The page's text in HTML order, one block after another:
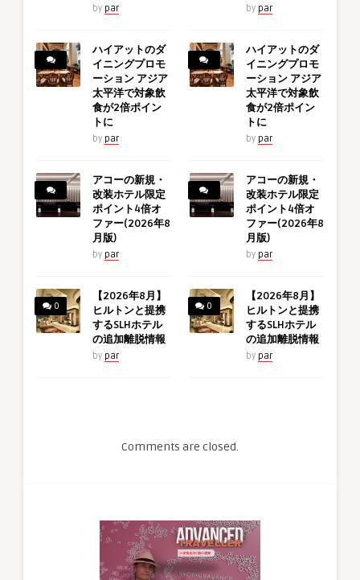
by par
ハイアットのダ
イニングプロモ
ーション アジア
太平洋で対象飲
食が2倍ポイン
トに
by par
アコーの新規・
改装ホテル限定
ポイント4倍オ
ファー(2026年8
月版)
by par
0
【2026年8月】
ヒルトンと提携
するSLHホテル
の追加離脱情報
by par
by par
ハイアットのダ
イニングプロモ
ーション アジア
太平洋で対象飲
食が2倍ポイン
トに
by par
アコーの新規・
改装ホテル限定
ポイント4倍オ
ファー(2026年8
月版)
by par
0
【2026年8月】
ヒルトンと提携
するSLHホテル
の追加離脱情報
by par
Comments are closed.